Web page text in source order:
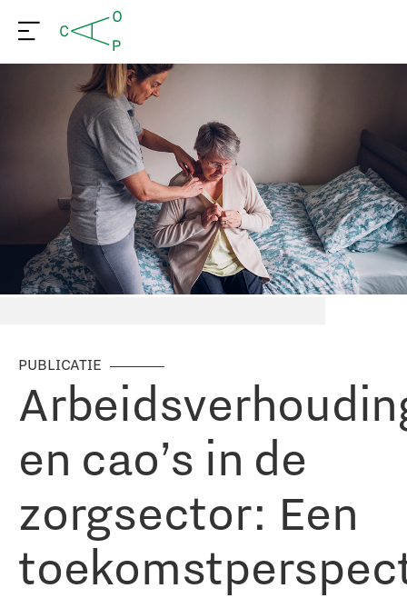
PUBLICATIE
en cao’s in de
zorgsector: Een